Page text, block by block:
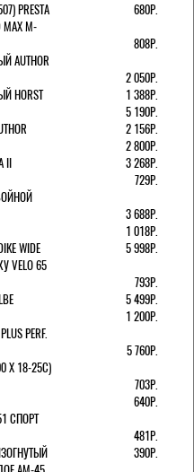
PRESTA
680Р.
M-
808Р.
AUTHOR
2 050Р.
HORST
1 388Р.
5 190Р.
2 156Р.
2 800Р.
II
3 268Р.
729Р.
3 688Р.
1 018Р.
WIDE
5 998Р.
VELO 65
793Р.
5 499Р.
1 200Р.
PERF.
5 760Р.
Х 18-25C)
703Р.
640Р.
СПОРТ
481Р.
390Р.